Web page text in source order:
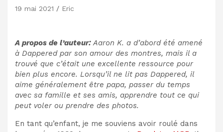
19 mai 2021 Eric
A propos de l’auteur:Aaron K. a d’abord été amené
à Dappered par son amour des montres, mais il a
trouvé que c’était une excellente ressource pour
bien plus encore. Lorsqu’il ne lit pas Dappered, il
aime généralement être papa, passer du temps
avec sa famille et ses amis, apprendre tout ce qui
peut voler ou prendre des photos.
En tant qu’enfant, je me souviens avoir roulé dans